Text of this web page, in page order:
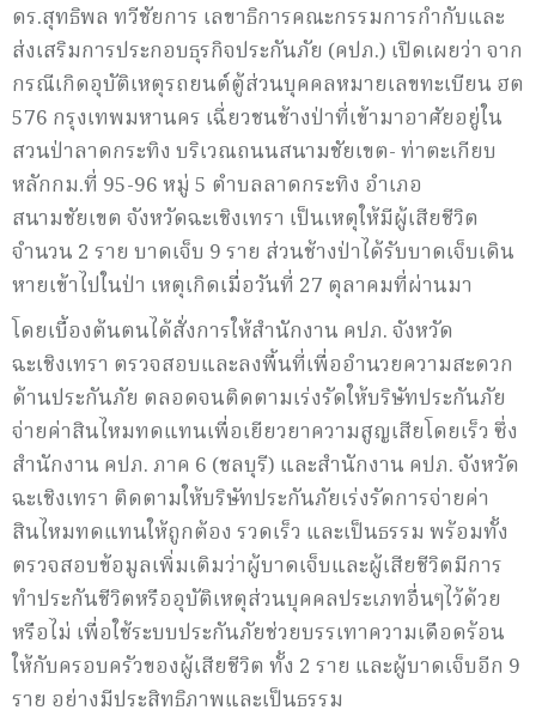
ดร.สุทธิพล ทวีชัยการ เลขาธิการคณะกรรมการกำกับและ
ส่งเสริมการประกอบธุรกิจประกันภัย (คปภ.) เปิดเผยว่า จาก
กรณีเกิดอุบัติเหตุรถยนต์ตู้ส่วนบุคคลหมายเลขทะเบียน ฮต
576 กรุงเทพมหานคร เฉี่ยวชนช้างป่าที่เข้ามาอาศัยอยู่ใน
สวนป่าลาดกระทิง บริเวณถนนสนามชัยเขต- ท่าตะเกียบ
หลักกม.ที่ 95-96 หมู่ 5 ตำบลลาดกระทิง อำเภอ
สนามชัยเขต จังหวัดฉะเชิงเทรา เป็นเหตุให้มีผู้เสียชีวิต
จำนวน 2 ราย บาดเจ็บ 9 ราย ส่วนช้างป่าได้รับบาดเจ็บเดิน
หายเข้าไปในป่า เหตุเกิดเมื่อวันที่ 27 ตุลาคมที่ผ่านมา
โดยเบื้องต้นตนได้สั่งการให้สำนักงาน คปภ. จังหวัด
ฉะเชิงเทรา ตรวจสอบและลงพื้นที่เพื่ออำนวยความสะดวก
ด้านประกันภัย ตลอดจนติดตามเร่งรัดให้บริษัทประกันภัย
จ่ายค่าสินไหมทดแทนเพื่อเยียวยาความสูญเสียโดยเร็ว ซึ่ง
สำนักงาน คปภ. ภาค 6 (ชลบุรี) และสำนักงาน คปภ. จังหวัด
ฉะเชิงเทรา ติดตามให้บริษัทประกันภัยเร่งรัดการจ่ายค่า
สินไหมทดแทนให้ถูกต้อง รวดเร็ว และเป็นธรรม พร้อมทั้ง
ตรวจสอบข้อมูลเพิ่มเติมว่าผู้บาดเจ็บและผู้เสียชีวิตมีการ
ทำประกันชีวิตหรืออุบัติเหตุส่วนบุคคลประเภทอื่นๆไว้ด้วย
หรือไม่ เพื่อใช้ระบบประกันภัยช่วยบรรเทาความเดือดร้อน
ให้กับครอบครัวของผู้เสียชีวิต ทั้ง 2 ราย และผู้บาดเจ็บอีก 9
ราย อย่างมีประสิทธิภาพและเป็นธรรม